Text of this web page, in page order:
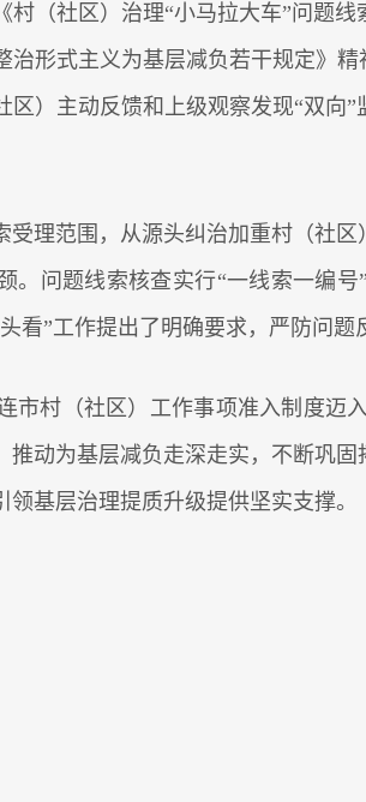
（社区）治理“小马拉大车”问题
形式主义为基层减负若干规定》
）主动反馈和上级观察发现“双
受理范围，从源头纠治加重村（社
。问题线索核查实行“一线索一编
看”工作提出了明确要求，严防问题
市村（社区）工作事项准入制度
动为基层减负走深走实，不断巩
基层治理提质升级提供坚实支撑。